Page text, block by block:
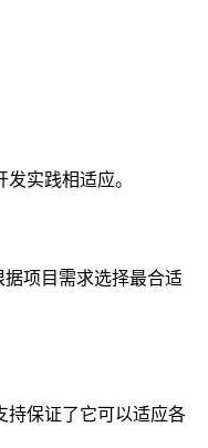
实践相适应。
项目需求选择最合适
持保证了它可以适应各